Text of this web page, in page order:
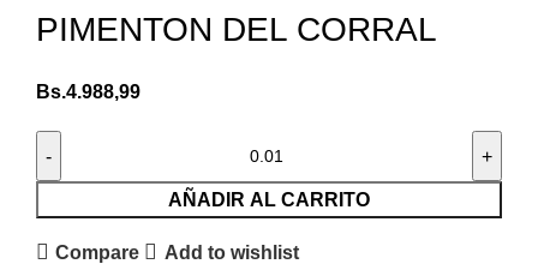
PIMENTON DEL CORRAL
Bs.4.988,99
AÑADIR AL CARRITO
Compare Add to wishlist